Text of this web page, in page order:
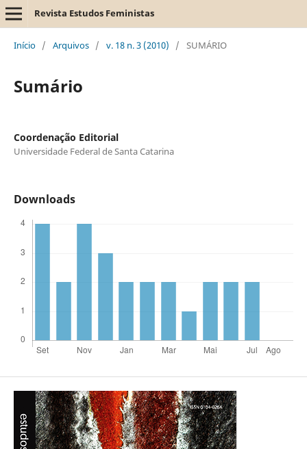
Revista Estudos Feministas
Início / Arquivos / v. 18 n. 3 (2010) / SUMÁRIO
Sumário
Coordenação Editorial
Universidade Federal de Santa Catarina
Downloads